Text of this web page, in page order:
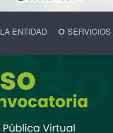
LA ENTIDAD SERVICIOS